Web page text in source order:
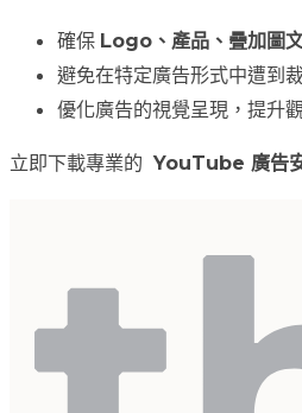
確保 Logo、產品、疊加圖
避免在特定廣告形式中遭到
優化廣告的視覺呈現，提升
立即下載專業的 YouTube 廣告